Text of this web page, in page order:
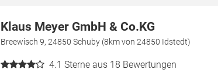
Klaus Meyer GmbH & Co.KG
Breewisch 9, 24850 Schuby (8km von 24850 Idstedt)
4.1 Sterne aus 18 Bewertungen